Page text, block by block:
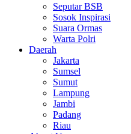
Seputar BSB
Sosok Inspirasi
Suara Ormas
Warta Polri
Daerah
Jakarta
Sumsel
Sumut
Lampung
Jambi
Padang
Riau